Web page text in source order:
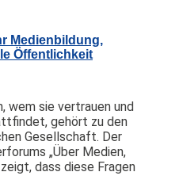
Medienbildung,
Öffentlichkeit
wem sie vertrauen und
gehört zu den
Gesellschaft. Der
„Über Medien,
dass diese Fragen